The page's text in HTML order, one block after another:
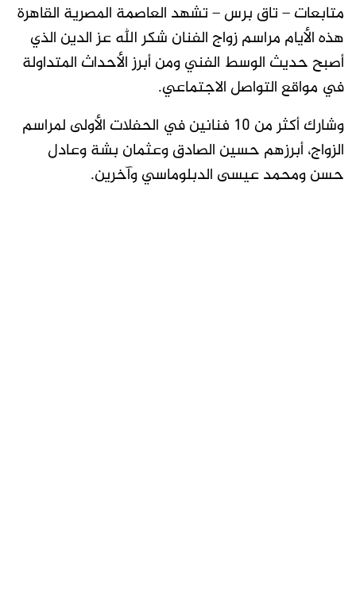
متابعات – تاق برس – تشهد العاصمة المصرية القاهرة
هذه الأيام مراسم زواج الفنان شكر الله عز الدين الذي
أصبح حديث الوسط الفني ومن أبرز الأحداث المتداولة
في مواقع التواصل الاجتماعي.
وشارك أكثر من 10 فنانين في الحفلات الأولى لمراسم
الزواج، أبرزهم حسين الصادق وعثمان بشة وعادل
حسن ومحمد عيسى الدبلوماسي وآخرين.